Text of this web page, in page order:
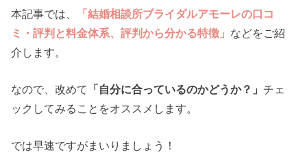
本記事では、
「結婚相談所ブライダルアモーレの口コ
ミ・評判と料金体系、評判から分かる特徴」 などをご紹
介します。
なので、改めて 「自分に合っているのかどうか？」チェ
ックしてみることをオススメします。
では早速ですがまいりましょう！